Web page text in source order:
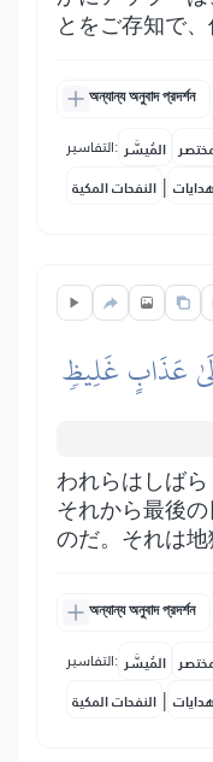
とをご存知で、
অন্যান্য অনুবাদ প্রদর্শন
التفاسير: المُيسَّر
النفحات المكية | هدايات
عَذَابٍ غَلِيظٖ
われらはしばら
それから最後
のだ。それは地
অন্যান্য অনুবাদ প্রদর্শন
التفاسير: المُيسَّر
النفحات المكية | هدايات